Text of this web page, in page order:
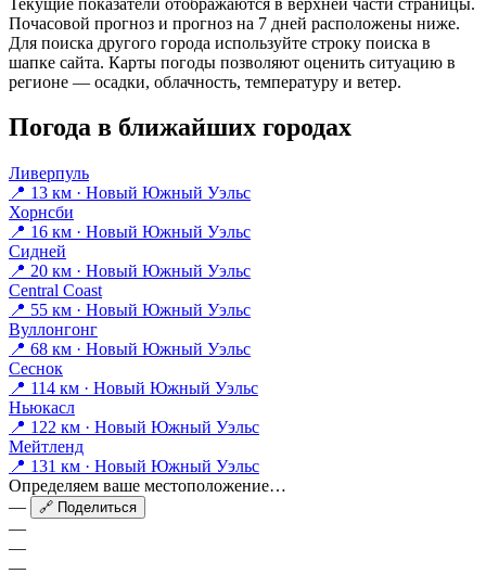
Почасовой прогноз и прогноз на 7 дней расположены ниже.
Для поиска другого города используйте строку поиска в
шапке сайта. Карты погоды позволяют оценить ситуацию в
регионе — осадки, облачность, температуру и ветер.
Погода в ближайших городах
Ливерпуль
📍 13 км · Новый Южный Уэльс
Хорнсби
📍 16 км · Новый Южный Уэльс
Сидней
📍 20 км · Новый Южный Уэльс
Central Coast
📍 55 км · Новый Южный Уэльс
Вуллонгонг
📍 68 км · Новый Южный Уэльс
Сеснок
📍 114 км · Новый Южный Уэльс
Ньюкасл
📍 122 км · Новый Южный Уэльс
Мейтленд
📍 131 км · Новый Южный Уэльс
Определяем ваше местоположение…
—
🔗 Поделиться
—
—
—